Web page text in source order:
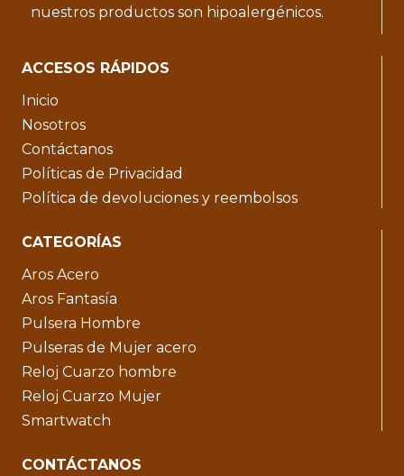
nuestros productos son hipoalergénicos.
ACCESOS RÁPIDOS
Inicio
Nosotros
Contáctanos
Políticas de Privacidad
Política de devoluciones y reembolsos
CATEGORÍAS
Aros Acero
Aros Fantasía
Pulsera Hombre
Pulseras de Mujer acero
Reloj Cuarzo hombre
Reloj Cuarzo Mujer
Smartwatch
CONTÁCTANOS